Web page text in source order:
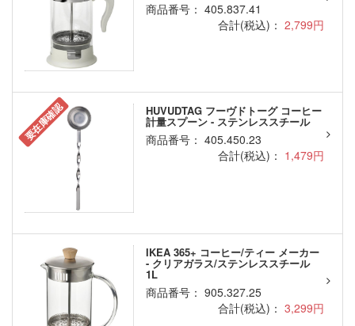
商品番号： 405.837.41
合計(税込)： 2,799円
要在庫確認 HUVUDTAG フーヴドトーグ コーヒー
計量スプーン - ステンレススチール
商品番号： 405.450.23
合計(税込)： 1,479円
IKEA 365+ コーヒー/ティー メーカー
- クリアガラス/ステンレススチール
1L
商品番号： 905.327.25
合計(税込)： 3,299円